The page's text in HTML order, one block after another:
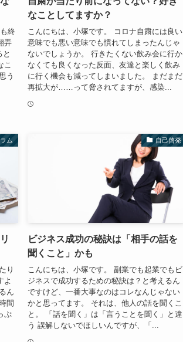
終
弄
こ
う
なことしてますか？
こんにちは、小塚です。 コロナ自粛には良い
意味でも悪い意味でも慣れてしまったんじゃ
ないでしょうか。 行きたくない飲み会に行か
なくても良くなった反面、友達と楽しく飲み
に行く機会も減ってしまいました。 まだまだ
再拡大が……って脅されてますが、感染...
ム
り
よ
ん
間
ぷ
自己啓発
ビジネス成功の秘訣は「相手の話を
聞くこと」かも
こんにちは、小塚です。 副業でも起業でもビ
ジネスで成功するための秘訣は？と考えるん
ですけど、一番大事なのはコレなんじゃない
かと思ってます。 それは、他人の話を聞くこ
と。 「話を聞く」は「言うことを聞く」と違
う 誤解しないでほしいんですが、「...